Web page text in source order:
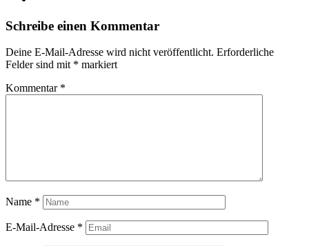
Schreibe einen Kommentar
Deine E-Mail-Adresse wird nicht veröffentlicht. Erforderliche
Felder sind mit * markiert
Kommentar *
Name *
E-Mail-Adresse *